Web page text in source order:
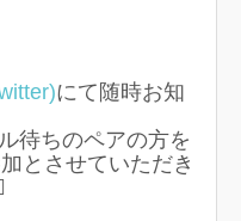
にて随時お知
待ちのペアの方を
とさせていただき